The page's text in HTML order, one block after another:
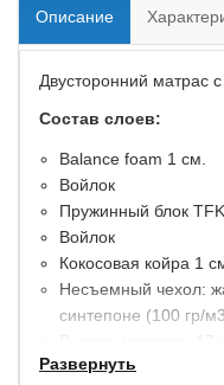
Описание
Двусторонний матрас
Состав слоев:
​Balance foam 1 см.
Войлок
Пружинный блок
Войлок
Кокосовая койра 1
Несъемный чехол:
синтепоне (100 гр/
Максимальная
Развернуть